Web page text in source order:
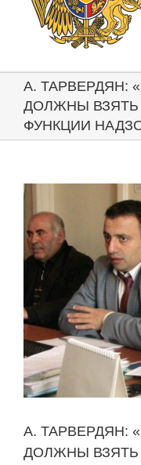
А. ТАРВЕРДЯН:
ДОЛЖНЫ ВЗЯТЬ
ФУНКЦИИ
View
Image
А. ТАРВЕРДЯН:
ДОЛЖНЫ ВЗЯТЬ